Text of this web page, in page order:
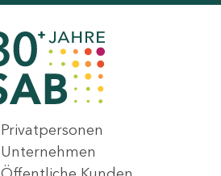
Privatpersonen
Unternehmen